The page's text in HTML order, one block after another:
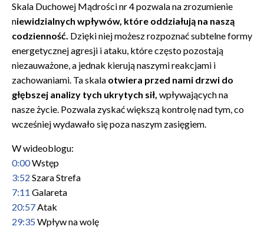
Skala Duchowej Mądrości nr 4 pozwala na zrozumienie
niewidzialnych wpływów, które oddziałują na naszą
codzienność. Dzięki niej możesz rozpoznać subtelne formy
energetycznej agresji i ataku, które często pozostają
niezauważone, a jednak kierują naszymi reakcjami i
zachowaniami. Ta skala otwiera przed nami drzwi do
głębszej analizy tych ukrytych sił, wpływających na
nasze życie. Pozwala zyskać większą kontrolę nad tym, co
wcześniej wydawało się poza naszym zasięgiem.
W wideoblogu:
0:00Wstęp
3:52 Szara Strefa
7:11 Galareta
20:57Atak
29:35 Wpływ na wolę